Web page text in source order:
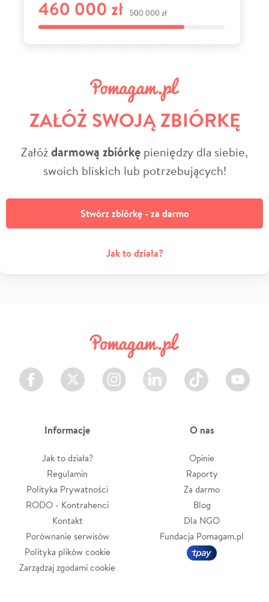
ZAŁÓŻ SWOJĄ ZBIÓRKĘ
Załóżdarmową zbiórkę pieniędzy dla siebie,
swoich bliskich lub potrzebujących!
Stwórz zbiórkę - za darmo
Jak to działa?
Facebook Twitter Instagram LinkedIn TikTok Youtube
Informacje
Jak to działa?
Regulamin
Polityka Prywatności
RODO - Kontrahenci
Kontakt
Porównanie serwisów
Polityka plików cookie
Zarządzaj zgodami cookie
O nas
Opinie
Raporty
Za darmo
Blog
Dla NGO
Fundacja Pomagam.pl